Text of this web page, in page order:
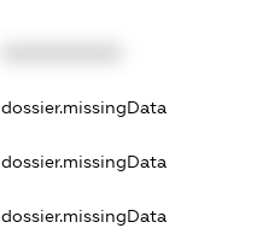
dossier.missingData
dossier.missingData
dossier.missingData